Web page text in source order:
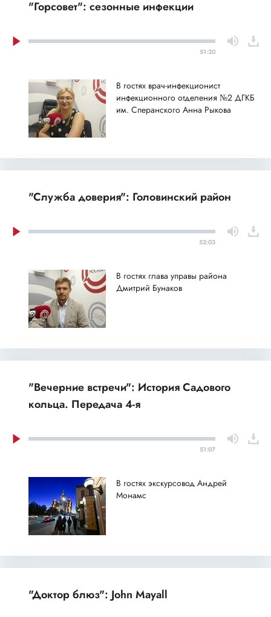
"Горсовет": сезонные инфекции
51:20
В гостях врач-инфекционист
инфекционного отделения №2 ДГКБ
им. Сперанского Анна Рыкова
"Служба доверия": Головинский район
52:03
В гостях глава управы района
Дмитрий Бунаков
"Вечерние встречи": История Садового
кольца. Передача 4-я
51:07
В гостях экскурсовод Андрей
Монамс
"Доктор блюз": John Mayall